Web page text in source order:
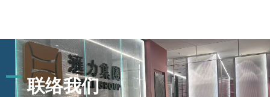
联络我们